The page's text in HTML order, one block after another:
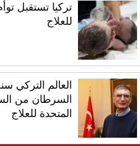
تركيا تستقبل
للعلاج
العالم التركي
السرطان من
المتحدة للعلاج